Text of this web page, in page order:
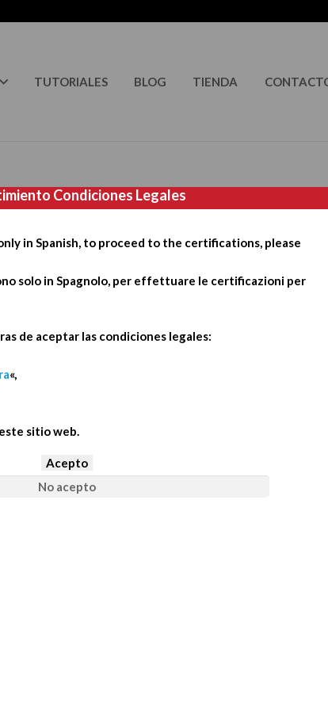
TUTORIALES BLOG TIENDA
Confirmar el correo
Condiciones Legales
in Spanish, to proceed to the certifications, please
solo in Spagnolo, per effettuare le certificazioni per
de aceptar las condiciones legales:
«,
sitio web.